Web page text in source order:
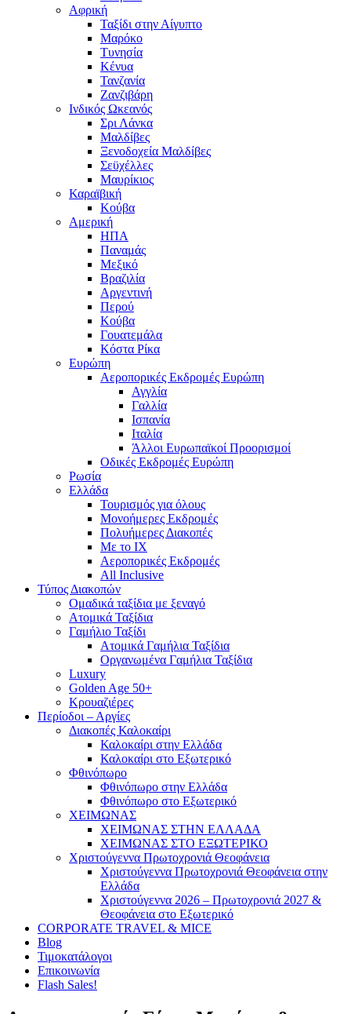
Αφρική
Ταξίδι στην Αίγυπτο
Μαρόκο
Τυνησία
Κένυα
Τανζανία
Ζανζιβάρη
Ινδικός Ωκεανός
Σρι Λάνκα
Μαλδίβες
Ξενοδοχεία Μαλδίβες
Σεϋχέλλες
Μαυρίκιος
Καραϊβική
Κούβα
Αμερική
ΗΠΑ
Παναμάς
Μεξικό
Βραζιλία
Αργεντινή
Περού
Κούβα
Γουατεμάλα
Κόστα Ρίκα
Ευρώπη
Αεροπορικές Εκδρομές Ευρώπη
Αγγλία
Γαλλία
Ισπανία
Ιταλία
Άλλοι Ευρωπαϊκοί Προορισμοί
Οδικές Εκδρομές Ευρώπη
Ρωσία
Ελλάδα
Τουρισμός για όλους
Mονοήμερες Εκδρομές
Πολυήμερες Διακοπές
Με το ΙΧ
Αεροπορικές Εκδρομές
All Inclusive
Τύπος Διακοπών
Ομαδικά ταξίδια με ξεναγό
Ατομικά Ταξίδια
Γαμήλιο Ταξίδι
Ατομικά Γαμήλια Ταξίδια
Οργανωμένα Γαμήλια Ταξίδια
Luxury
Golden Age 50+
Κρουαζιέρες
Περίοδοι – Αργίες
Διακοπές Καλοκαίρι
Καλοκαίρι στην Ελλάδα
Καλοκαίρι στο Εξωτερικό
Φθινόπωρο
Φθινόπωρο στην Ελλάδα
Φθινόπωρο στο Εξωτερικό
ΧΕΙΜΩΝΑΣ
ΧΕΙΜΩΝΑΣ ΣΤΗΝ ΕΛΛΑΔΑ
ΧΕΙΜΩΝΑΣ ΣΤΟ ΕΞΩΤΕΡΙΚΟ
Χριστούγεννα Πρωτοχρονιά Θεοφάνεια
Χριστούγεννα Πρωτοχρονιά Θεοφάνεια στην
Ελλάδα
Χριστούγεννα 2026 – Πρωτοχρονιά 2027 &
Θεοφάνεια στο Εξωτερικό
CORPORATE TRAVEL & MICE
Blog
Τιμοκατάλογοι
Επικοινωνία
Flash Sales!